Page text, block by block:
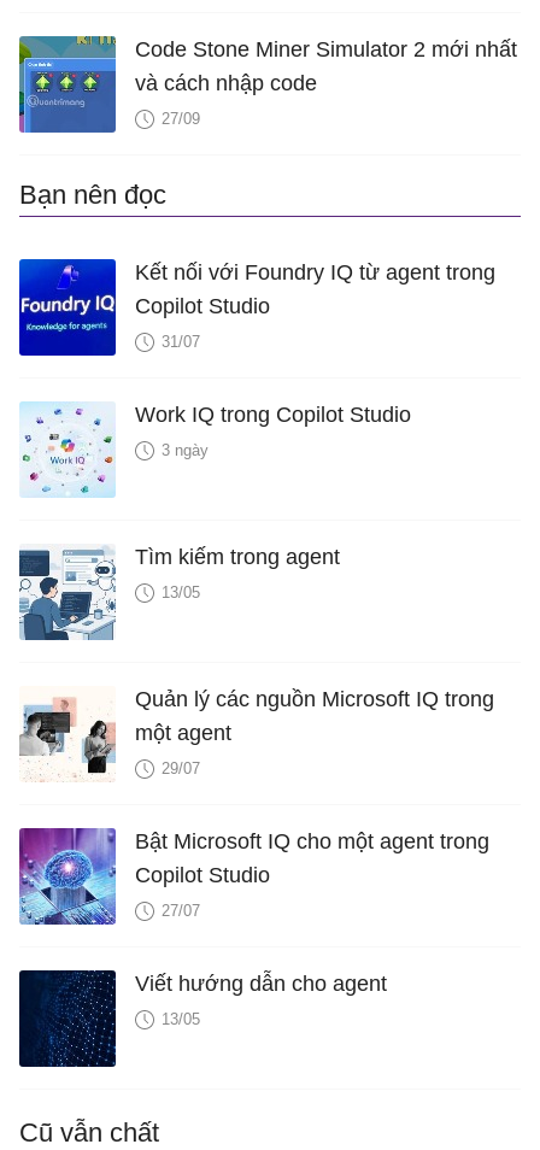
Code Stone Miner Simulator 2 mới nhất
và cách nhập code
27/09
Bạn nên đọc
Kết nối với Foundry IQ từ agent trong
Copilot Studio
31/07
Work IQ trong Copilot Studio
3 ngày
Tìm kiếm trong agent
13/05
Quản lý các nguồn Microsoft IQ trong
một agent
29/07
Bật Microsoft IQ cho một agent trong
Copilot Studio
27/07
Viết hướng dẫn cho agent
13/05
Cũ vẫn chất